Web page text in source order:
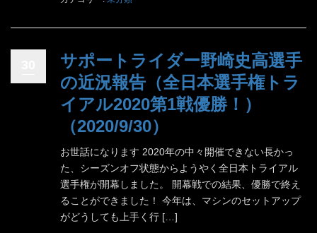
サポートライダー野崎史高選手
の近況報告（全日本選手権トラ
イアル2020第1戦優勝！）
（2020/9/30）
お世話になります 2020年の中々開催できない長かっ
た、シーズンオフ状態からようやく全日本トライアル
選手権が開幕しました。 開幕戦での結果、優勝で終え
ることができました！ 今年は、マシンのセットアップ
がどうしても上手く行 […]